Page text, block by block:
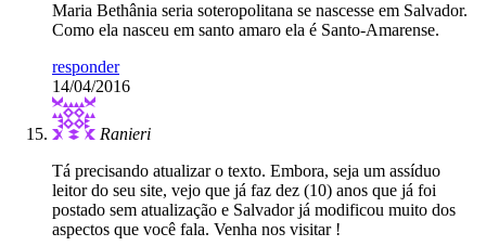
Maria Bethânia seria soteropolitana se nascesse em Salvador.
Como ela nasceu em santo amaro ela é Santo-Amarense.
responder
14/04/2016
Ranieri
Tá precisando atualizar o texto. Embora, seja um assíduo
leitor do seu site, vejo que já faz dez (10) anos que já foi
postado sem atualização e Salvador já modificou muito dos
aspectos que você fala. Venha nos visitar !